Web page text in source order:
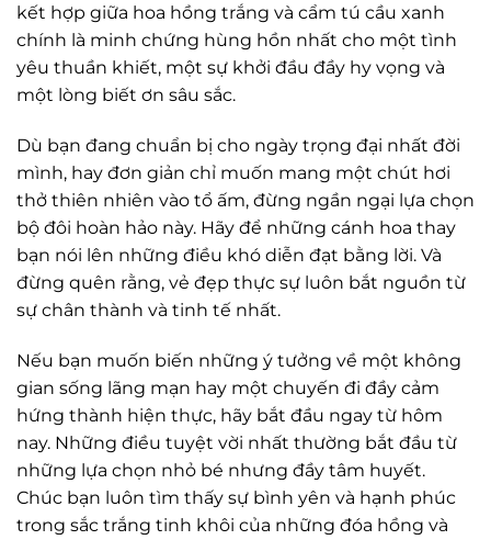
kết hợp giữa hoa hồng trắng và cẩm tú cầu xanh
chính là minh chứng hùng hồn nhất cho một tình
yêu thuần khiết, một sự khởi đầu đầy hy vọng và
một lòng biết ơn sâu sắc.
Dù bạn đang chuẩn bị cho ngày trọng đại nhất đời
mình, hay đơn giản chỉ muốn mang một chút hơi
thở thiên nhiên vào tổ ấm, đừng ngần ngại lựa chọn
bộ đôi hoàn hảo này. Hãy để những cánh hoa thay
bạn nói lên những điều khó diễn đạt bằng lời. Và
đừng quên rằng, vẻ đẹp thực sự luôn bắt nguồn từ
sự chân thành và tinh tế nhất.
Nếu bạn muốn biến những ý tưởng về một không
gian sống lãng mạn hay một chuyến đi đầy cảm
hứng thành hiện thực, hãy bắt đầu ngay từ hôm
nay. Những điều tuyệt vời nhất thường bắt đầu từ
những lựa chọn nhỏ bé nhưng đầy tâm huyết.
Chúc bạn luôn tìm thấy sự bình yên và hạnh phúc
trong sắc trắng tinh khôi của những đóa hồng và